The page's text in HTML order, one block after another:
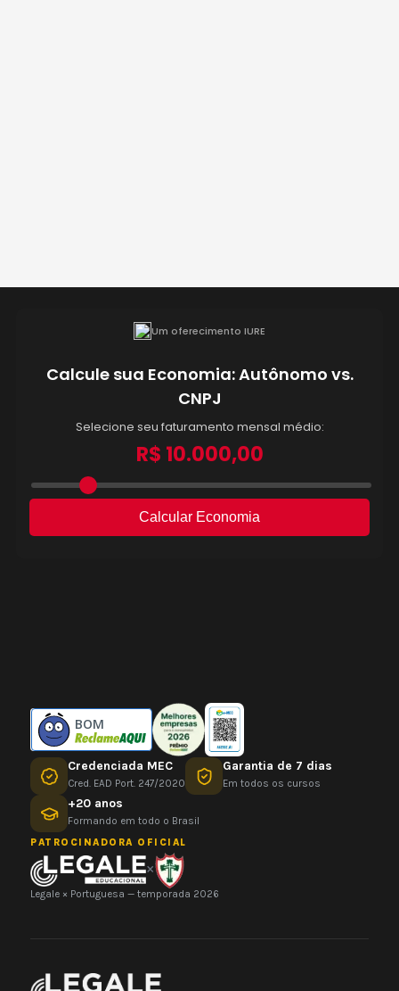
BOM
Credenciada MEC
Cred. EAD Port. 247/2020
Garantia de 7 dias
Em todos os cursos
+20 anos
Formando em todo o Brasil
PATROCINADORA OFICIAL
×
Legale × Portuguesa — temporada 2026